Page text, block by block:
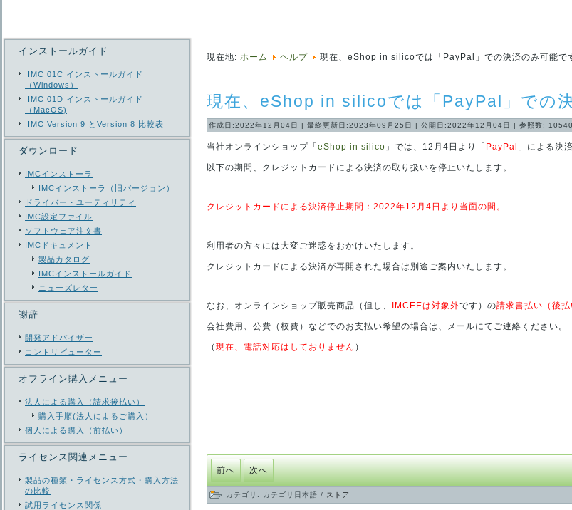
インストールガイド
IMC 01C インストールガイド
（Windows）
IMC 01D インストールガイド
（MacOS)
IMC Version 9 とVersion 8 比較表
ダウンロード
IMCインストーラ
IMCインストーラ（旧バージョン）
ドライバー・ユーティリティ
IMC設定ファイル
ソフトウェア注文書
IMCドキュメント
製品カタログ
IMCインストールガイド
ニューズレター
謝辞
開発アドバイザー
コントリビューター
オフライン購入メニュー
法人による購入（請求後払い）
購入手順(法人によるご購入）
個人による購入（前払い）
ライセンス関連メニュー
製品の種類・ライセンス方式・購入方法
の比較
試用ライセンス関係
現在地: ホーム ヘルプ 現在、eShop in silicoでは「PayPal」での決済のみ可能で
現在、eShop in silicoでは「PayPal」での決
作成日:2022年12月04日 | 最終更新日:2023年09月25日 | 公開日:2022年12月04日 | 参照数: 10540
当社オンラインショップ「 eShop in silico 」では、12月4日より「 PayPal 」による決
以下の期間、クレジットカードによる決済の取り扱いを停止いたします。
クレジットカードによる決済停止期間：2022年12月4日より当面の間。
利用者の方々には大変ご迷惑をおかけいたします。
クレジットカードによる決済が再開された場合は別途ご案内いたします。
なお、オンラインショップ販売商品（但し、 IMCEEは対象外です）の請求書払い（後払
会社費用、公費（校費）などでのお支払い希望の場合は、メールにてご連絡ください。
（ 現在、電話対応はしておりません ）
前へ 次へ
カテゴリ: カテゴリ日本語 / ストア